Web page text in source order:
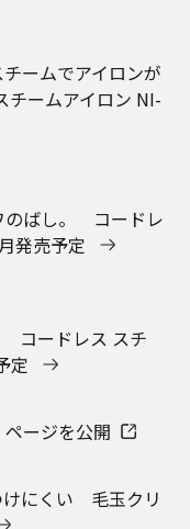
ージを公開​
にくい 毛玉クリ
衣類スチーマー
発売予定
もっとカンタンに
NI-GS200 6月発